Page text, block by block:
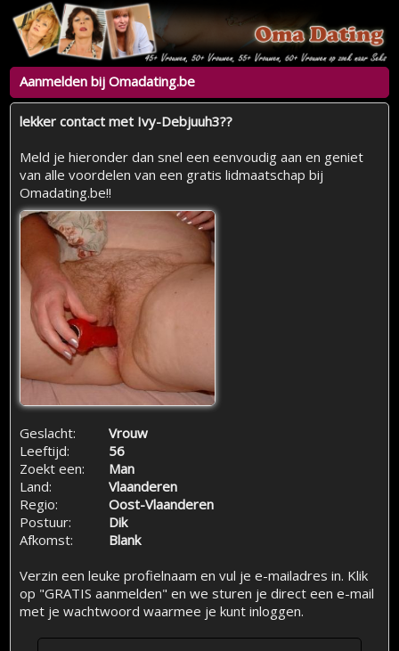
Aanmelden bij Omadating.be
lekker contact met Ivy-Debjuuh3??
Meld je hieronder dan snel een eenvoudig aan en geniet
van alle voordelen van een gratis lidmaatschap bij
Omadating.be!!
Geslacht:
Vrouw
Leeftijd:
56
Zoekt een:
Man
Land:
Vlaanderen
Regio:
Oost-Vlaanderen
Postuur:
Dik
Afkomst:
Blank
Verzin een leuke profielnaam en vul je e-mailadres in. Klik
op "GRATIS aanmelden" en we sturen je direct een e-mail
met je wachtwoord waarmee je kunt inloggen.